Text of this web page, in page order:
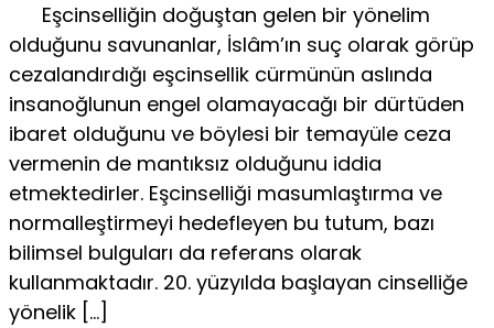
Eşcinselliğin doğuştan gelen bir yönelim
olduğunu savu­nanlar, İslâm’ın suç olarak görüp
cezalandırdığı eşcinsellik cürmünün aslında
insanoğlunun engel olamayacağı bir dür­tüden
ibaret olduğunu ve böylesi bir temayüle ceza
verme­nin de mantıksız olduğunu iddia
etmektedirler. Eşcinselliği masumlaştırma ve
normalleştirmeyi hedefleyen bu tutum, bazı
bilimsel bulguları da referans olarak
kullanmaktadır. 20. yüzyılda başlayan cinselliğe
yönelik […]